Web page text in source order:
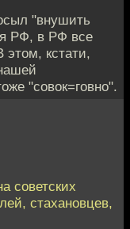
"внушить
РФ, в РФ все
этом, кстати,
"совок=говно".
советских
стахановцев,